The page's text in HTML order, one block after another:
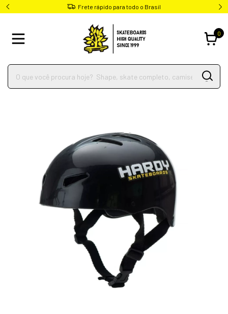
Frete rápido para todo o Brasil
0